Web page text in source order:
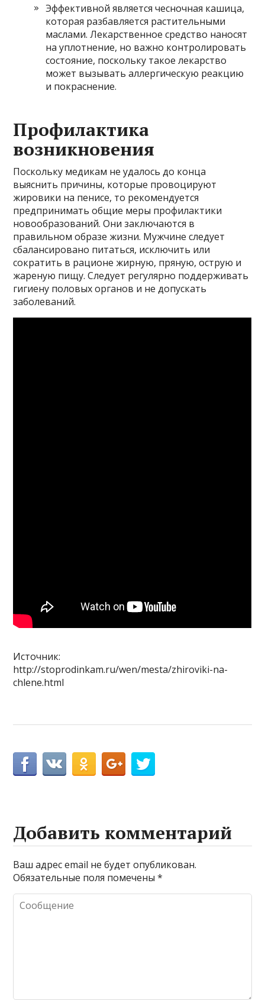
Эффективной является чесночная кашица,
которая разбавляется растительными
маслами. Лекарственное средство наносят
на уплотнение, но важно контролировать
состояние, поскольку такое лекарство
может вызывать аллергическую реакцию
и покраснение.
Профилактика
возникновения
Поскольку медикам не удалось до конца
выяснить причины, которые провоцируют
жировики на пенисе, то рекомендуется
предпринимать общие меры профилактики
новообразований. Они заключаются в
правильном образе жизни. Мужчине следует
сбалансировано питаться, исключить или
сократить в рационе жирную, пряную, острую и
жареную пищу. Следует регулярно поддерживать
гигиену половых органов и не допускать
заболеваний.
Источник:
http://stoprodinkam.ru/wen/mesta/zhiroviki-na-
chlene.html
Добавить комментарий
Ваш адрес email не будет опубликован.
Обязательные поля помечены*